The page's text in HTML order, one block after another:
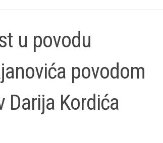
u povodu
povodom
Darija Kordića